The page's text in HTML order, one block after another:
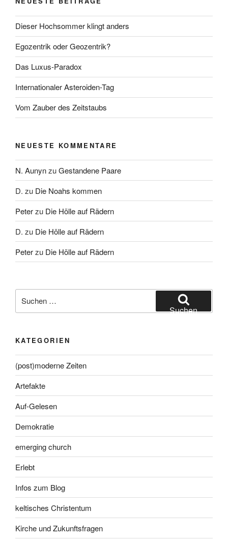
Dieser Hochsommer klingt anders
Egozentrik oder Geozentrik?
Das Luxus-Paradox
Internationaler Asteroiden-Tag
Vom Zauber des Zeitstaubs
NEUESTE KOMMENTARE
N. AunynzuGestandene Paare
D. zu Die Noahs kommen
Peterzu Die Hölle auf Rädern
D. zu Die Hölle auf Rädern
Peterzu Die Hölle auf Rädern
nach:
Suchen
KATEGORIEN
(post)moderne Zeiten
Artefakte
Auf-Gelesen
Demokratie
emerging church
Erlebt
Infos zum Blog
keltisches Christentum
Kirche und Zukunftsfragen